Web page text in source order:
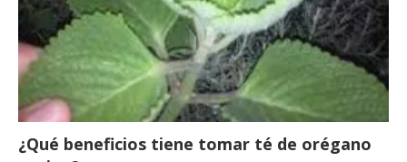
¿Qué beneficios tiene tomar té de orégano